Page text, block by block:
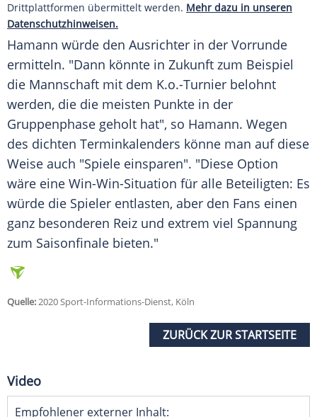
Drittplattformen übermittelt werden. Mehr dazu in unseren
Datenschutzhinweisen.
Hamann würde den Ausrichter in der Vorrunde
ermitteln. "Dann könnte in Zukunft zum Beispiel
die Mannschaft mit dem K.o.-Turnier belohnt
werden, die die meisten Punkte in der
Gruppenphase geholt hat", so Hamann. Wegen
des dichten Terminkalenders könne man auf diese
Weise auch "Spiele einsparen". "Diese Option
wäre eine Win-Win-Situation für alle Beteiligten: Es
würde die Spieler entlasten, aber den Fans einen
ganz besonderen Reiz und extrem viel Spannung
zum Saisonfinale bieten."
Quelle:2020 Sport-Informations-Dienst, Köln
ZURÜCK ZUR STARTSEITE
Video
Empfohlener externer Inhalt: